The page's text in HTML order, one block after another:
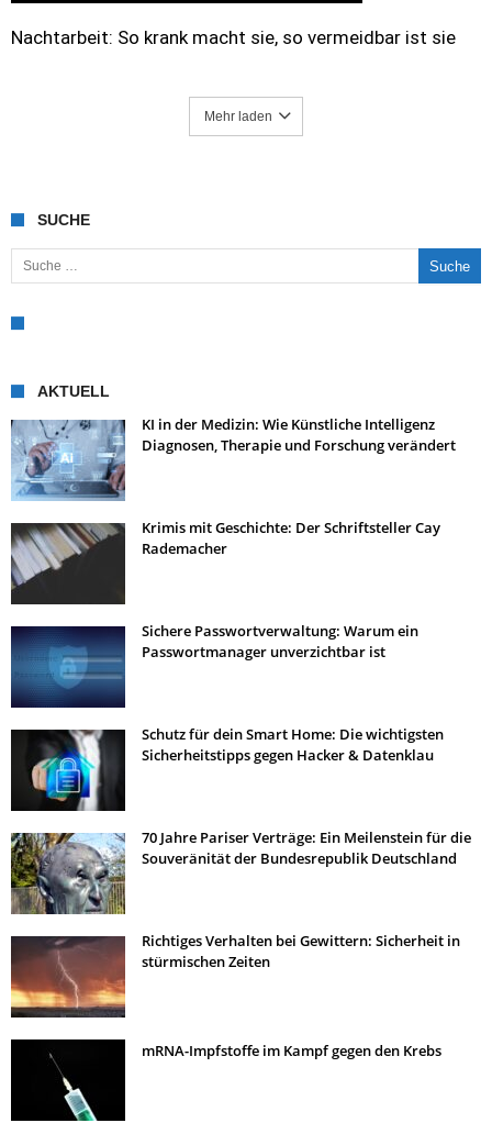
Nachtarbeit: So krank macht sie, so vermeidbar ist sie
Mehr laden
SUCHE
Suche nach:
AKTUELL
KI in der Medizin: Wie Künstliche Intelligenz
Diagnosen, Therapie und Forschung verändert
Krimis mit Geschichte: Der Schriftsteller Cay
Rademacher
Sichere Passwortverwaltung: Warum ein
Passwortmanager unverzichtbar ist
Schutz für dein Smart Home: Die wichtigsten
Sicherheitstipps gegen Hacker & Datenklau
70 Jahre Pariser Verträge: Ein Meilenstein für die
Souveränität der Bundesrepublik Deutschland
Richtiges Verhalten bei Gewittern: Sicherheit in
stürmischen Zeiten
mRNA-Impfstoffe im Kampf gegen den Krebs